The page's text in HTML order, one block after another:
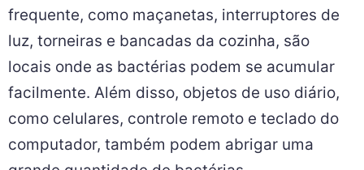
frequente, como maçanetas, interruptores de
luz, torneiras e bancadas da cozinha, são
locais onde as bactérias podem se acumular
facilmente. Além disso, objetos de uso diário,
como celulares, controle remoto e teclado do
computador, também podem abrigar uma